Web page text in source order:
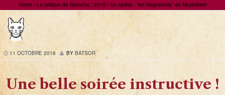
Home /La critique de Soracha /2018 /Un opéra : “les Huguenots” de Meyerbeer
11 OCTOBRE 2018 BY BATSOR
Une belle soirée instructive !